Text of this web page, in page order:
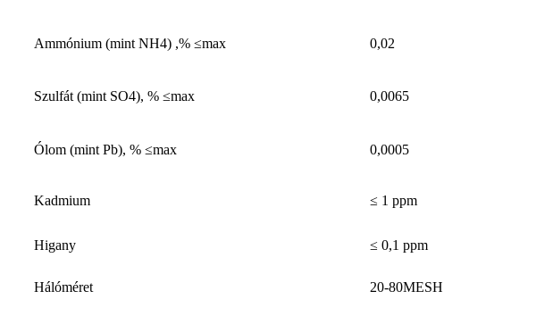
Ammónium (mint NH4) ,% ≤max 0,02
Szulfát (mint SO4), % ≤max 0,0065
Ólom (mint Pb), % ≤max 0,0005
Kadmium ≤ 1 ppm
Higany ≤ 0,1 ppm
Hálóméret 20-80MESH